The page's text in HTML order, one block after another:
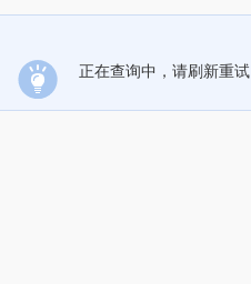
正在查询中，请刷新重试